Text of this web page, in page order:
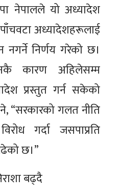
नेपालले यो अध्यादेश
अध्यादेशहरूलाई
निर्णय गरेको छ।
कारण अहिलेसम्म
प्रस्तुत गर्न सकेको
“सरकारको गलत नीति
गर्दा जसपाप्रति
छ।”
बढ्दै